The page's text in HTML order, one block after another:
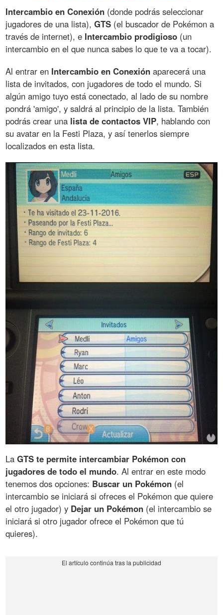
Intercambio en Conexión (donde podrás seleccionar
jugadores de una lista),GTS (el buscador de Pokémon a
través de internet), e Intercambio prodigioso (un
intercambio en el que nunca sabes lo que te va a tocar).
Al entrar en Intercambio en Conexión aparecerá una
lista de invitados, con jugadores de todo el mundo. Si
algún amigo tuyo está conectado, al lado de su nombre
pondrá 'amigo', y saldrá al principio de la lista. También
podrás crear una lista de contactos VIP, hablando con
su avatar en la Festi Plaza, y así tenerlos siempre
localizados en esta lista.
LaGTS te permite intercambiar Pokémon con
jugadores de todo el mundo. Al entrar en este modo
tenemos dos opciones: Buscar un Pokémon (el
intercambio se iniciará si ofreces el Pokémon que quiere
el otro jugador) y Dejar un Pokémon (el intercambio se
iniciará si otro jugador ofrece el Pokémon que tú
quieres).